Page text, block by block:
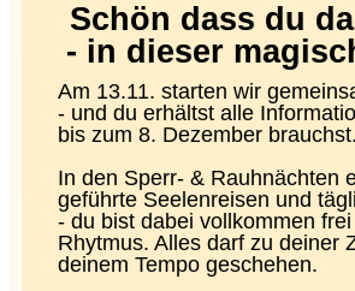
Schön dass du
- in dieser
Am 13.11. starten wir
- und du erhältst alle
bis zum 8. Dezember brauchst.
In den Sperr- & Rauhnächten
geführte Seelenreisen und
- du bist dabei vollkommen
Rhytmus. Alles darf zu deiner
deinem Tempo geschehen.